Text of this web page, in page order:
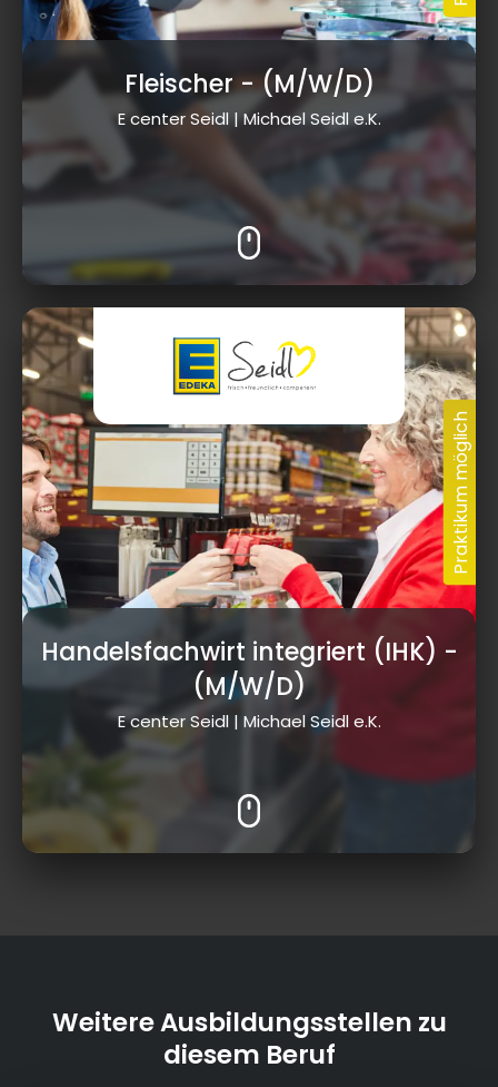
Fleischer- (M/W/D)
E center Seidl | Michael Seidl e.K.
Handelsfachwirt integriert (IHK) -
(M/W/D)
E center Seidl | Michael Seidl e.K.
Weitere Ausbildungsstellen zu
diesem Beruf